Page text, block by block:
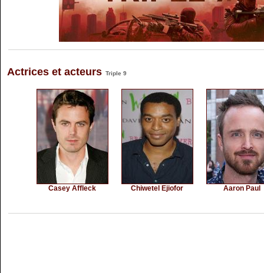
Actrices et acteurs Triple 9
Casey Affleck Chiwetel Ejiofor Aaron Paul